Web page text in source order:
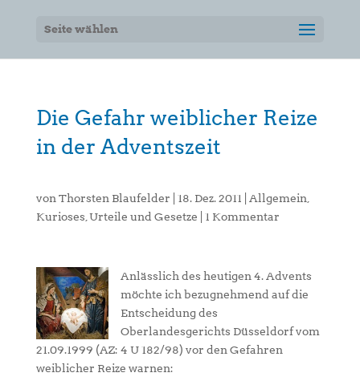
Seite wählen
Die Gefahr weiblicher Reize
in der Adventszeit
von Thorsten Blaufelder 18. Dez. 2011 Allgemein
Kurioses, Urteile und Gesetze 1 Kommentar
Anlässlich des heutigen 4. Advents
möchte ich bezugnehmend auf die
Entscheidung des
Oberlandesgerichts Düsseldorf vom
21.09.1999 (AZ: 4 U 182/98) vor den Gefahren
weiblicher Reize warnen: